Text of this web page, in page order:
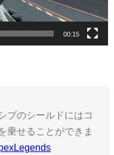
00:15
ブのシールドにはコ
乗せることができま